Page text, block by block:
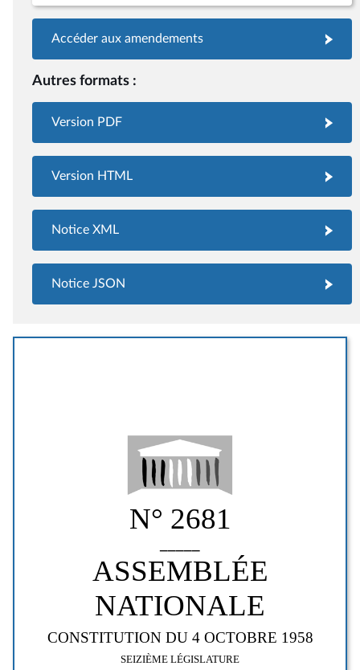
Accéder aux amendements
Autres formats :
Version PDF
Version HTML
Notice XML
Notice JSON